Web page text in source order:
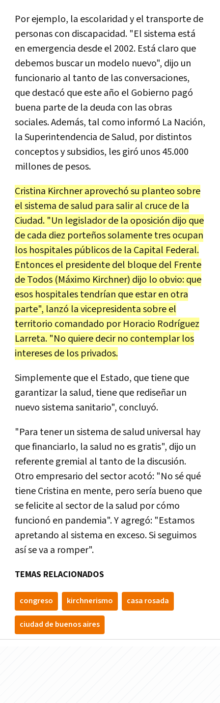
Por ejemplo, la escolaridad y el transporte de
personas con discapacidad. "El sistema está
en emergencia desde el 2002. Está claro que
debemos buscar un modelo nuevo", dijo un
funcionario al tanto de las conversaciones,
que destacó que este año el Gobierno pagó
buena parte de la deuda con las obras
sociales. Además, tal como informó La Nación,
la Superintendencia de Salud, por distintos
conceptos y subsidios, les giró unos 45.000
millones de pesos.
Cristina Kirchner aprovechó su planteo sobre
el sistema de salud para salir al cruce de la
Ciudad. "Un legislador de la oposición dijo que
de cada diez porteños solamente tres ocupan
los hospitales públicos de la Capital Federal.
Entonces el presidente del bloque del Frente
de Todos (Máximo Kirchner) dijo lo obvio: que
esos hospitales tendrían que estar en otra
parte", lanzó la vicepresidenta sobre el
territorio comandado por Horacio Rodríguez
Larreta. "No quiere decir no contemplar los
intereses de los privados.
Simplemente que el Estado, que tiene que
garantizar la salud, tiene que rediseñar un
nuevo sistema sanitario", concluyó.
"Para tener un sistema de salud universal hay
que financiarlo, la salud no es gratis", dijo un
referente gremial al tanto de la discusión.
Otro empresario del sector acotó: "No sé qué
tiene Cristina en mente, pero sería bueno que
se felicite al sector de la salud por cómo
funcionó en pandemia". Y agregó: "Estamos
apretando al sistema en exceso. Si seguimos
así se va a romper".
TEMAS RELACIONADOS
congreso kirchnerismo casa rosada
ciudad de buenos aires